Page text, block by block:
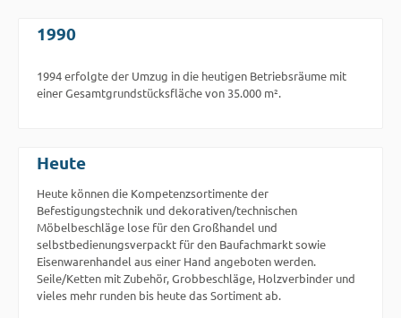
1990
1994 erfolgte der Umzug in die heutigen Betriebsräume mit
einer Gesamtgrundstücksfläche von 35.000 m².
Heute
Heute können die Kompetenzsortimente der
Befestigungstechnik und dekorativen/technischen
Möbelbeschläge lose für den Großhandel und
selbstbedienungsverpackt für den Baufachmarkt sowie
Eisenwarenhandel aus einer Hand angeboten werden.
Seile/Ketten mit Zubehör, Grobbeschläge, Holzverbinder und
vieles mehr runden bis heute das Sortiment ab.